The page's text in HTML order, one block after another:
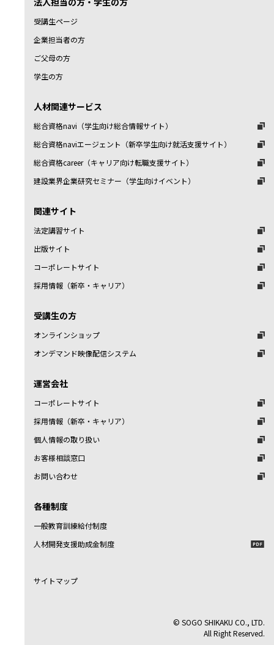
受講生ページ
企業担当者の方
ご父母の方
学生の方
人材関連サービス
総合資格navi（学生向け総合情報サイト）
総合資格naviエージェント（新卒学生向け就活支援サイト）
総合資格career（キャリア向け転職支援サイト）
建設業界企業研究セミナー（学生向けイベント）
関連サイト
法定講習サイト
出版サイト
コーポレートサイト
採用情報（新卒・キャリア）
受講生の方
オンラインショップ
オンデマンド映像配信システム
運営会社
コーポレートサイト
採用情報（新卒・キャリア）
個人情報の取り扱い
お客様相談窓口
お問い合わせ
各種制度
一般教育訓練給付制度
人材開発支援助成金制度
サイトマップ
© SOGO SHIKAKU CO., LTD.
All Right Reserved.